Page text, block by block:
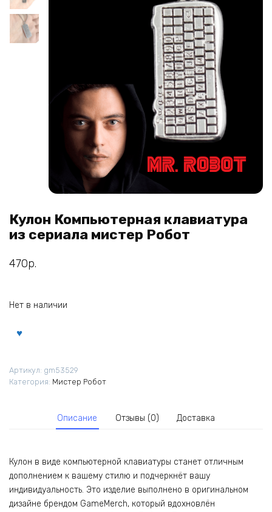
Кулон Компьютерная клавиатура
из сериала мистер Робот
470р.
Нет в наличии
Артикул: gm53529
Категория: Мистер Робот
Описание Отзывы (0) Доставка
Кулон в виде компьютерной клавиатуры станет отличным
дополнением к вашему стилю и подчеркнёт вашу
индивидуальность. Это изделие выполнено в оригинальном
дизайне брендом GameMerch, который вдохновлён